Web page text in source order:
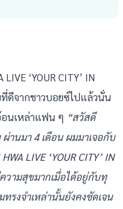
‘YOUR CITY’ IN
ที่ดีจากชาวบอยซ์ไปแล้วนั่น
อนเหล่าแฟน ๆ “สวัสดี
ผ่านมา 4 เดือน ผมมาเจอกับ
LIVE ‘YOUR CITY’ IN
วามสุขมากเมื่อได้อยู่กับทุ
ทรงจำเหล่านั้นยังคงชัดเจน